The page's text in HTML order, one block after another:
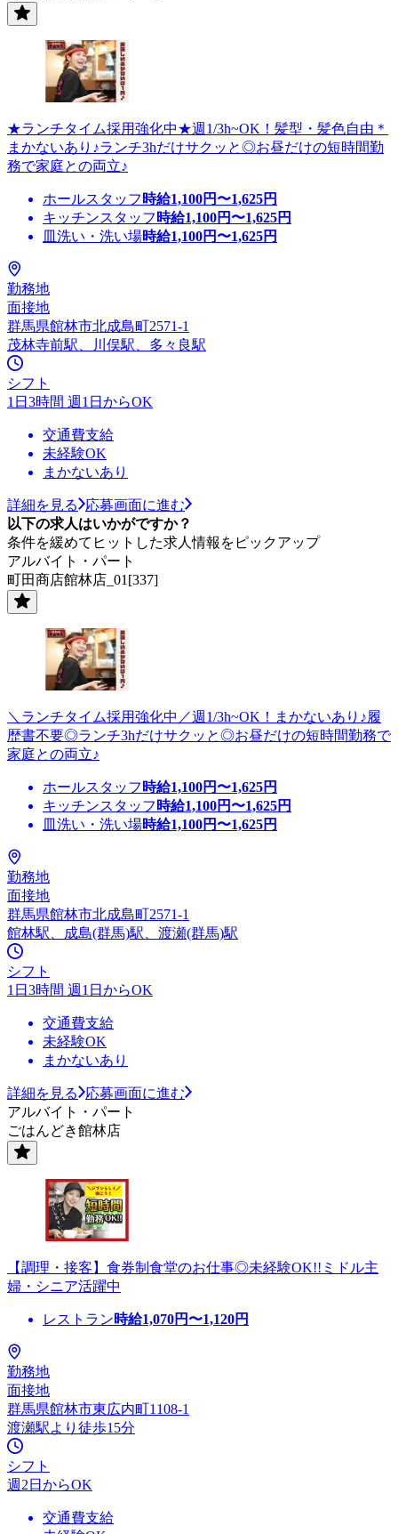
★ランチタイム採用強化中★週1/3h~OK！髪型・髪色自由＊
まかないあり♪ランチ3hだけサクッと◎お昼だけの短時間勤
務で家庭との両立♪
ホールスタッフ 時給1,100円〜1,625円
キッチンスタッフ 時給1,100円〜1,625円
皿洗い・洗い場時給1,100円〜1,625円
勤務地
面接地
群馬県館林市北成島町2571-1
茂林寺前駅、川俣駅、多々良駅
シフト
1日3時間 週1日からOK
交通費支給
未経験OK
まかないあり
詳細を見る
応募画面に進む
以下の求人はいかがですか？
条件を緩めてヒットした求人情報をピックアップ
アルバイト・パート
町田商店館林店_01[337]
＼ランチタイム採用強化中／週1/3h~OK！まかないあり♪履
歴書不要◎ランチ3hだけサクッと◎お昼だけの短時間勤務で
家庭との両立♪
ホールスタッフ 時給1,100円〜1,625円
キッチンスタッフ 時給1,100円〜1,625円
皿洗い・洗い場時給1,100円〜1,625円
勤務地
面接地
群馬県館林市北成島町2571-1
館林駅、成島(群馬)駅、渡瀬(群馬)駅
シフト
1日3時間 週1日からOK
交通費支給
未経験OK
まかないあり
詳細を見る
応募画面に進む
アルバイト・パート
ごはんどき館林店
【調理・接客】食券制食堂のお仕事◎未経験OK!!ミドル主
婦・シニア活躍中
レストラン時給1,070円〜1,120円
勤務地
面接地
群馬県館林市東広内町1108-1
渡瀬駅より徒歩15分
シフト
週2日からOK
交通費支給